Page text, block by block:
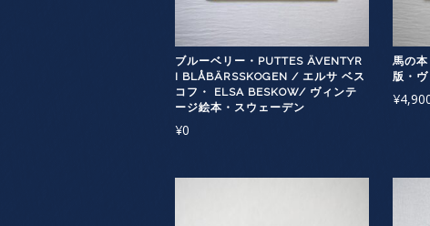
ブルーベリー・PUTTES ÄVENTYR
I BLÅBÄRSSKOGEN / エルサ ベス
コフ・ ELSA BESKOW/ ヴィンテ
ージ絵本・スウェーデン
¥0
馬の
版・
¥